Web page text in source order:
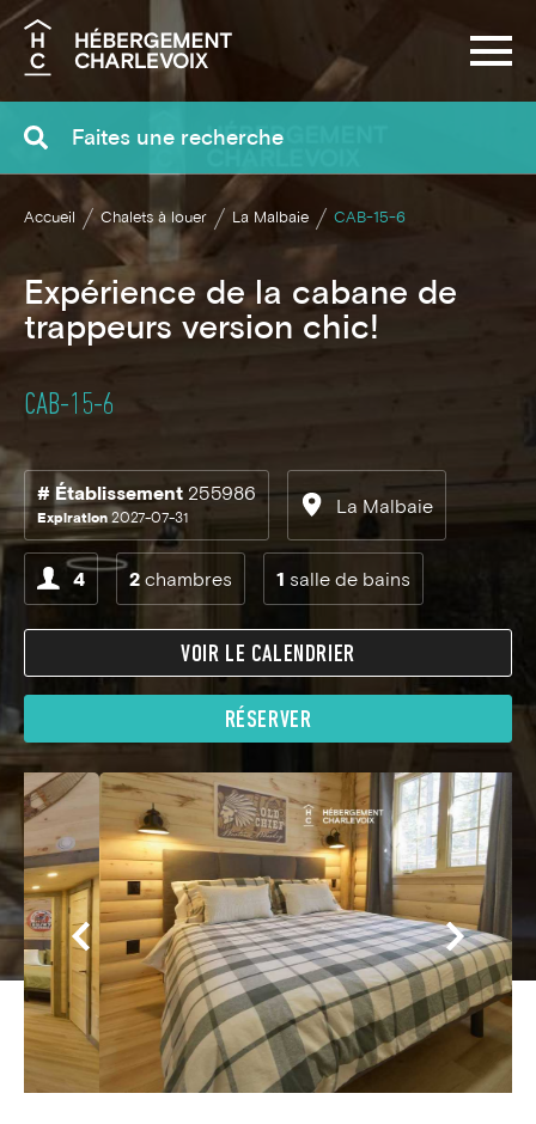
Recherche
Accueil Chalets à louer La Malbaie CAB-15-6
Expérience de la cabane de
trappeurs version chic!
CAB-15-6
# Établissement 255986
Expiration 2027-07-31
La Malbaie
4 2 chambres 1 salle de bains
VOIR LE CALENDRIER
RÉSERVER